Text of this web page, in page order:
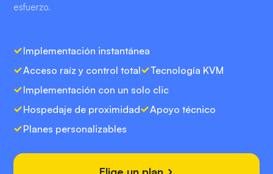
esfuerzo.
Implementación instantánea
Acceso raíz y control total
Tecnología KVM
Implementación con un solo clic
Hospedaje de proximidad
Apoyo técnico
Planes personalizables
Elige un plan